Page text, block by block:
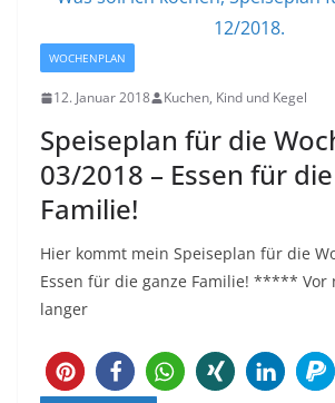
WOCHENPLAN
12. Januar 2018 Kuchen, Kind und Kegel
Speiseplan für die
03/2018 – Essen für
Familie!
Hier kommt mein Speiseplan für die
Essen für die ganze Familie! ***** Vor
langer
100